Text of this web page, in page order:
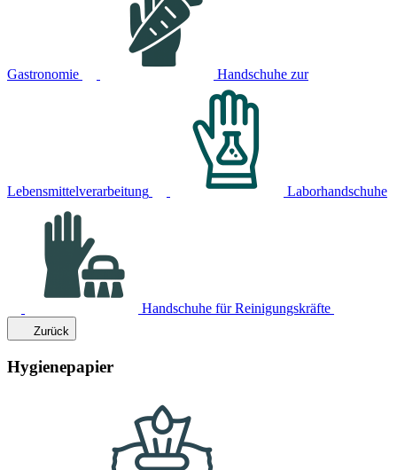
Gastronomie Handschuhe zur
Lebensmittelverarbeitung Laborhandschuhe
Handschuhe für Reinigungskräfte
Zurück
Hygienepapier